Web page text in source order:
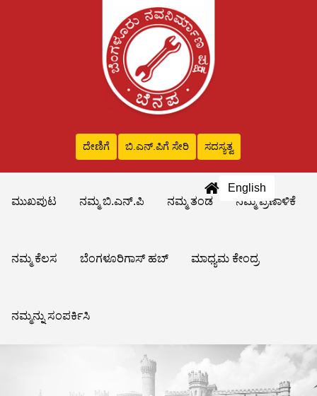
ದೇಣಿಗೆ ಬಿ.ಎನ್‌.ಪಿಗೆ ಸೇರಿ ಸದಸ್ಯತ್ವ
English
ಮುಖಪುಟ
ನಮ್ಮ ಬಿ.ಎನ್.ಪಿ ನಮ್ಮ ತಂಡ ನಮ್ಮ ಪ್ರಣಾಳಿಕೆ
ನಮ್ಮ ಕೆಲಸ ಬೆಂಗಳೂರಿಗಾಸ್ ಹಬ್ ಮಾಧ್ಯಮ ಕೇಂದ್ರ
ನಮ್ಮನ್ನು ಸಂಪರ್ಕಿಸಿ